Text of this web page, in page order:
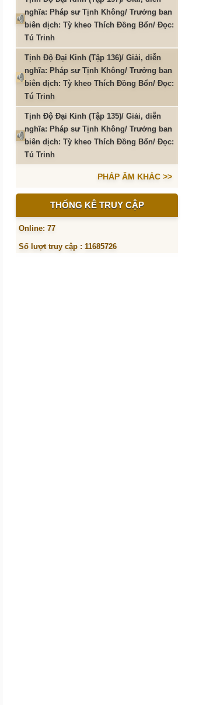
nghĩa: Pháp sư Tịnh Không/ Trưởng ban
biên dịch: Tỳ kheo Thích Đồng Bổn/ Đọc:
Tú Trinh
Tịnh Độ Đại Kinh (Tập 136)/ Giải, diễn
nghĩa: Pháp sư Tịnh Không/ Trưởng ban
biên dịch: Tỳ kheo Thích Đồng Bổn/ Đọc:
Tú Trinh
Tịnh Độ Đại Kinh (Tập 135)/ Giải, diễn
nghĩa: Pháp sư Tịnh Không/ Trưởng ban
biên dịch: Tỳ kheo Thích Đồng Bổn/ Đọc:
Tú Trinh
PHÁP ÂM KHÁC >>
THỐNG KÊ TRUY CẬP
Online: 77
Số lượt truy cập : 11685726